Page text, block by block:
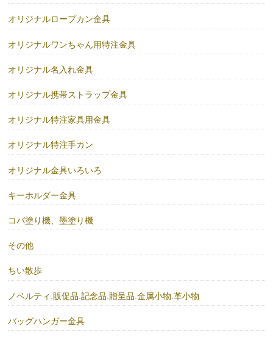
オリジナルロープカン金具
オリジナルワンちゃん用特注金具
オリジナル名入れ金具
オリジナル携帯ストラップ金具
オリジナル特注家具用金具
オリジナル特注手カン
オリジナル金具いろいろ
キーホルダー金具
コバ塗り機、墨塗り機
その他
ちい散歩
ノベルティ.販促品.記念品.贈呈品.金属小物.革小物
バッグハンガー金具